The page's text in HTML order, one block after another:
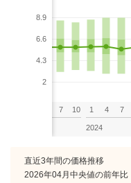
8.9
6.6
4.3
2
7 10 1 4 7
2024
直近3年間の価格推移
2026年04月中央値の前年比